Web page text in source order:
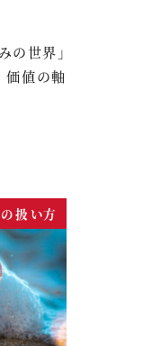
の世界」
価値の軸
扱い方